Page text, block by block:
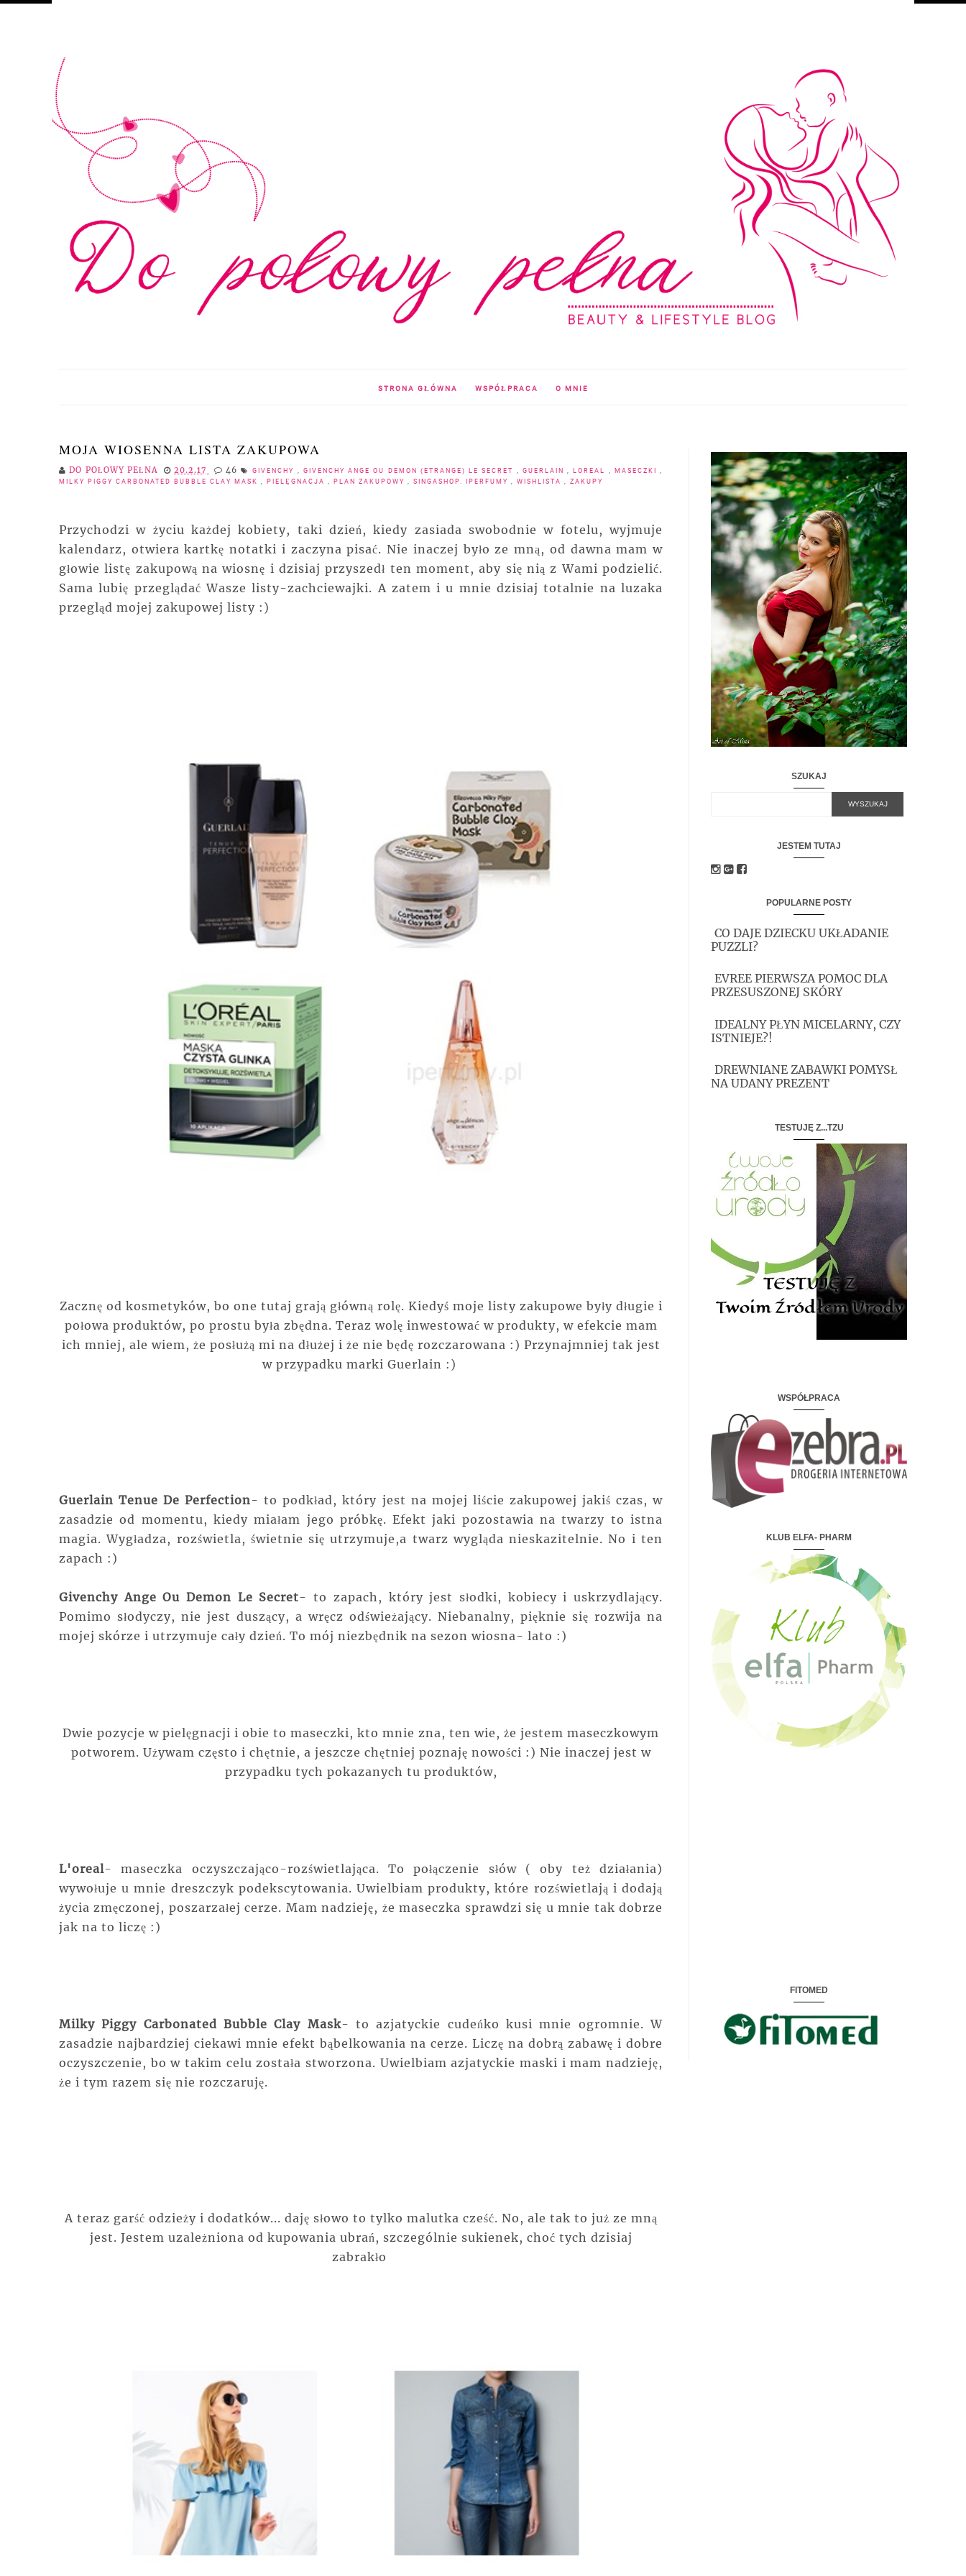
STRONA GŁÓWNA WSPÓŁPRACA O MNIE
MOJA WIOSENNA LISTA ZAKUPOWA
DO POŁOWY PEŁNA 20.2.17 46 GIVENCHY , GIVENCHY ANGE OU DEMON (ETRANGE) LE SECRET , GUERLAIN , LOREAL , MASECZKI ,
MILKY PIGGY CARBONATED BUBBLE CLAY MASK , PIELĘGNACJA , PLAN ZAKUPOWY , SINGASHOP. IPERFUMY , WISHLISTA , ZAKUPY
Przychodzi w życiu każdej kobiety, taki dzień, kiedy zasiada swobodnie w fotelu, wyjmuje
kalendarz, otwiera kartkę notatki i zaczyna pisać. Nie inaczej było ze mną, od dawna mam w
głowie listę zakupową na wiosnę i dzisiaj przyszedł ten moment, aby się nią z Wami podzielić.
Sama lubię przeglądać Wasze listy-zachciewajki. A zatem i u mnie dzisiaj totalnie na luzaka
przegląd mojej zakupowej listy :)
Zacznę od kosmetyków, bo one tutaj grają główną rolę. Kiedyś moje listy zakupowe były długie i
połowa produktów, po prostu była zbędna. Teraz wolę inwestować w produkty, w efekcie mam
ich mniej, ale wiem, że posłużą mi na dłużej i że nie będę rozczarowana :) Przynajmniej tak jest
w przypadku marki Guerlain :)
Guerlain Tenue De Perfection- to podkład, który jest na mojej liście zakupowej jakiś czas, w
zasadzie od momentu, kiedy miałam jego próbkę. Efekt jaki pozostawia na twarzy to istna
magia. Wygładza, rozświetla, świetnie się utrzymuje,a twarz wygląda nieskazitelnie. No i ten
zapach :)
Givenchy Ange Ou Demon Le Secret- to zapach, który jest słodki, kobiecy i uskrzydlający.
Pomimo słodyczy, nie jest duszący, a wręcz odświeżający. Niebanalny, pięknie się rozwija na
mojej skórze i utrzymuje cały dzień. To mój niezbędnik na sezon wiosna- lato :)
Dwie pozycje w pielęgnacji i obie to maseczki, kto mnie zna, ten wie, że jestem maseczkowym
potworem. Używam często i chętnie, a jeszcze chętniej poznaję nowości :) Nie inaczej jest w
przypadku tych pokazanych tu produktów,
L'oreal- maseczka oczyszczająco-rozświetlająca. To połączenie słów ( oby też działania)
wywołuje u mnie dreszczyk podekscytowania. Uwielbiam produkty, które rozświetlają i dodają
życia zmęczonej, poszarzałej cerze. Mam nadzieję, że maseczka sprawdzi się u mnie tak dobrze
jak na to liczę :)
Milky Piggy Carbonated Bubble Clay Mask- to azjatyckie cudeńko kusi mnie ogromnie. W
zasadzie najbardziej ciekawi mnie efekt bąbelkowania na cerze. Liczę na dobrą zabawę i dobre
oczyszczenie, bo w takim celu została stworzona. Uwielbiam azjatyckie maski i mam nadzieję,
że i tym razem się nie rozczaruję.
A teraz garść odzieży i dodatków... daję słowo to tylko malutka cześć. No, ale tak to już ze mną
jest. Jestem uzależniona od kupowania ubrań, szczególnie sukienek, choć tych dzisiaj
zabrakło
SZUKAJ
JESTEM TUTAJ
POPULARNE POSTY
CO DAJE DZIECKU UKŁADANIE
PUZZLI?
EVREE PIERWSZA POMOC DLA
PRZESUSZONEJ SKÓRY
IDEALNY PŁYN MICELARNY, CZY
ISTNIEJE?!
DREWNIANE ZABAWKI POMYSŁ
NA UDANY PREZENT
TESTUJĘ Z...TZU
WSPÓŁPRACA
KLUB ELFA- PHARM
FITOMED